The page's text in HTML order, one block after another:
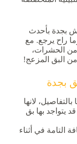
بجدة بأحدث
راح يرجع. مع
من الحشرات،
البق المزعج!
بجدة
بالتفاصيل، لانها
يتواجد بها بق
التامة في أثناء